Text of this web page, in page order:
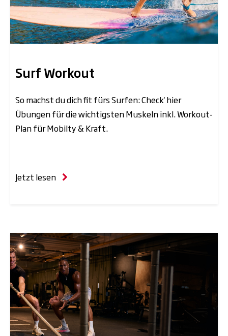
Surf Workout
So machst du dich fit fürs Surfen: Check' hier
Übungen für die wichtigsten Muskeln inkl. Workout-
Plan für Mobilty & Kraft.
Jetzt lesen